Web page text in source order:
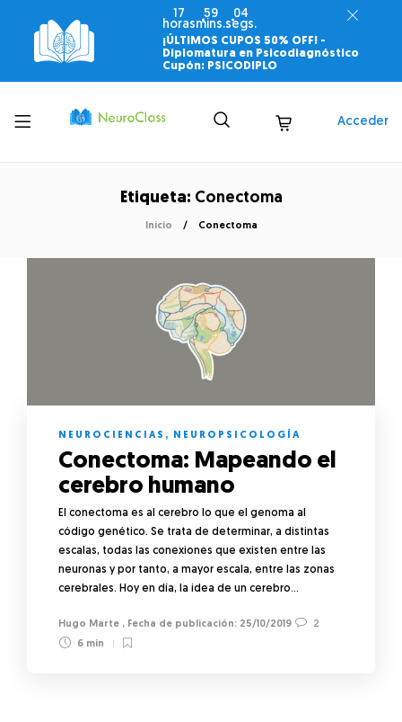
17
horas
59
mins.
03
segs.
¡ÚLTIMOS CUPOS 50% OFF! -
Diplomatura en Psicodiagnóstico
Cupón: PSICODIPLO
Toggle
menu
Acceder
Etiqueta: Conectoma
Inicio Conectoma
NEUROCIENCIAS , NEUROPSICOLOGÍA
Conectoma: Mapeando el
cerebro humano
El conectoma es al cerebro lo que el genoma al
código genético. Se trata de determinar, a distintas
escalas, todas las conexiones que existen entre las
neuronas y por tanto, a mayor escala, entre las zonas
cerebrales. Hoy en día, la idea de un cerebro…
Hugo Marte , 25/10/2019
2
6 min